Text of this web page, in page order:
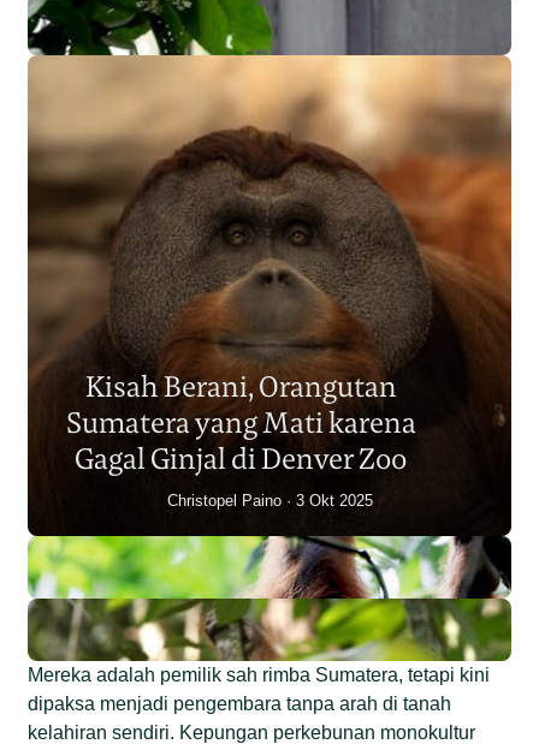
Populasi Orangutan
Sumatera Berkurang 2.700
Individu dalam Satu Dekade?
Junaidi Hanafiah 14 Jul 2026
Kisah Berani, Orangutan
Sumatera yang Mati karena
Gagal Ginjal di Denver Zoo
Christopel Paino 3 Okt 2025
Mereka adalah pemilik sah rimba Sumatera, tetapi kini
dipaksa menjadi pengembara tanpa arah di tanah
kelahiran sendiri. Kepungan perkebunan monokultur